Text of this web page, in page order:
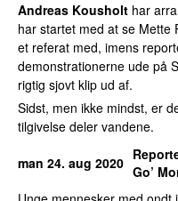
Andreas Kousholt har
har startet med at se Mette
et referat med, imens
demonstrationerne ude på
rigtig sjovt klip ud af.
Sidst, men ikke mindst, er
tilgivelse deler vandene.
man 24. aug 2020 Go’